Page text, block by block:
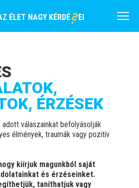
ÉLET NAGY KÉRDÉSEI Menü
ÉRZÉSEK
válaszainkat befolyásolják
élmények, traumák vagy pozitív
kiírjuk magunkból saját
és érzéseinket.
taníthatjuk vagy